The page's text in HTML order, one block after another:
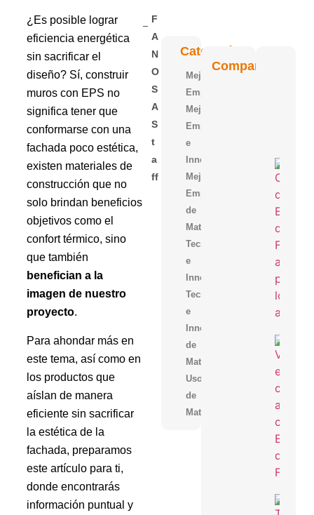
¿Es posible lograr
eficiencia energética
sin sacrificar el
diseño? Sí, construir
muros con EPS no
significa tener que
conformarse con una
fachada poco estética,
existen materiales de
construcción que no
solo brindan beneficios
objetivos como el
confort térmico, sino
que también
benefician a la
imagen de nuestro
proyecto.
Para ahondar más en
este tema, así como en
los productos que
aíslan de manera
eficiente sin sacrificar
la estética de la
fachada, preparamos
este artículo para ti,
donde encontrarás
información puntual y
F
A
N
O
S
A
S
T
A
Ff
Categorías
Mejora
Empresarial
Mejora
Empresarial,Tecnologia
e
Innovacion
Mejora
Empresarial,Uso
de
Materiales
Tecnología
e
Innovación
Tecnologia
e
Innovacion,Uso
de
Materiales
Uso
de
Materiales
Compartir